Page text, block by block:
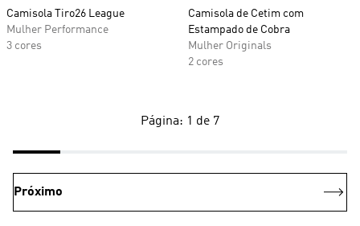
Camisola Tiro26 League
Mulher Performance
3 cores
Camisola de Cetim com
Estampado de Cobra
Mulher Originals
2 cores
Página: 1 de 7
Próximo